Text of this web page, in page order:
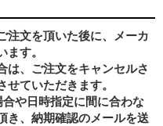
注文を頂いた後に、メーカ
す。
は、ご注文をキャンセルさ
ていただきます。
や日時指定に間に合わな
き、納期確認のメールを送